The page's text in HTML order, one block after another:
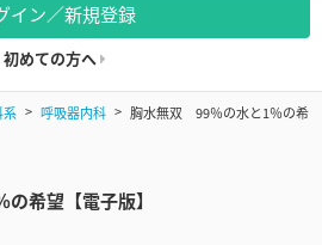
イン／新規登録
初めての方へ
系 呼吸器内科
胸水無双 99％の水と1％の希
希望【電子版】